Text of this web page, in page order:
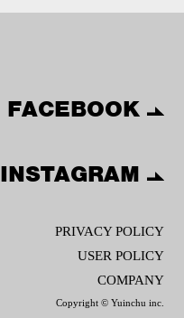
FACEBOOK
INSTAGRAM
PRIVACY POLICY
USER POLICY
COMPANY
Copyright © Yuinchu inc.